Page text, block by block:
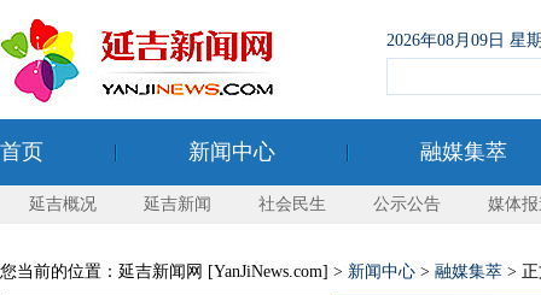
2026年08月09日 星
首页 新闻中心 融媒集萃
延吉概况 延吉新闻 社会民生 公示公告 媒体
您当前的位置：延吉新闻网 [YanJiNews.com] > 新闻中心 > 融媒集萃 >